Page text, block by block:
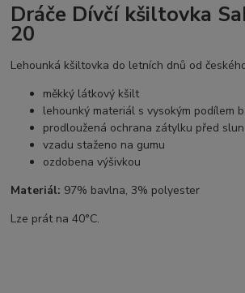
Dráče Dívčí kšiltovka
20
Lehounká kšiltovka do letních dnů od
měkký látkový kšilt
lehounký materiál s vysokým podílem
prodloužená ochrana zátylku před
vzadu staženo na gumu
ozdobena výšivkou
Materiál: 97% bavlna, 3% polyester
Lze prát na 40°C.